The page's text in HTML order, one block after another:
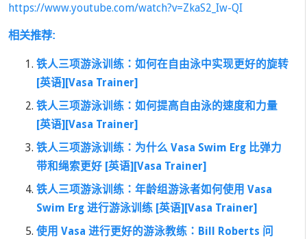
https://www.youtube.com/watch?v=ZkaS2_Iw-QI
相关推荐:
铁人三项游泳训练：如何在自由泳中实现更好的旋转
[英语][Vasa Trainer]
铁人三项游泳训练：如何提高自由泳的速度和力量
[英语][Vasa Trainer]
铁人三项游泳训练：为什么 Vasa Swim Erg 比弹力
带和绳索更好 [英语][Vasa Trainer]
铁人三项游泳训练：年龄组游泳者如何使用 Vasa
Swim Erg 进行游泳训练 [英语][Vasa Trainer]
使用 Vasa 进行更好的游泳教练：Bill Roberts 问